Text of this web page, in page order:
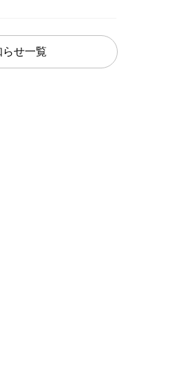
らせ一覧